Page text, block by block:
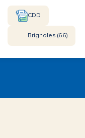
CDD
Brignoles (66)